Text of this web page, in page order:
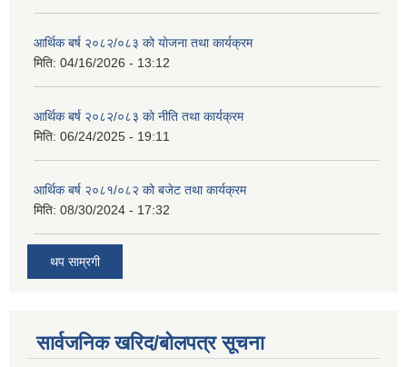
आर्थिक बर्ष २०८२/०८३ काे याेजना तथा कार्यक्रम
मिति: 04/16/2026 - 13:12
आर्थिक बर्ष २०८२/०८३ काे नीति तथा कार्यक्रम
मिति: 06/24/2025 - 19:11
आर्थिक बर्ष २०८१/०८२ को बजेट तथा कार्यक्रम
मिति: 08/30/2024 - 17:32
थप साम्रगी
सार्वजनिक खरिद/बोलपत्र सूचना